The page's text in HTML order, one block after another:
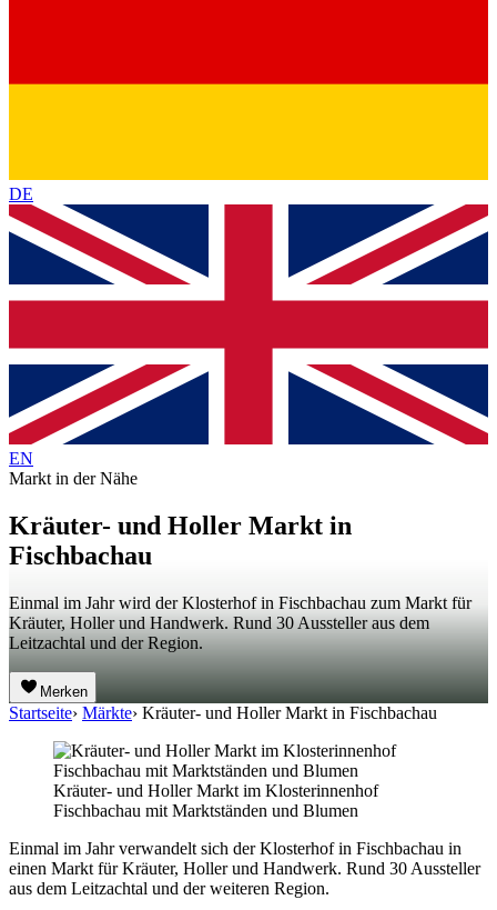
DE
EN
Markt in der Nähe
Kräuter- und Holler Markt in
Fischbachau
Einmal im Jahr wird der Klosterhof in Fischbachau zum Markt für
Kräuter, Holler und Handwerk. Rund 30 Aussteller aus dem
Leitzachtal und der Region.
Merken
Startseite› Märkte› Kräuter- und Holler Markt in Fischbachau
Kräuter- und Holler Markt im Klosterinnenhof
Fischbachau mit Marktständen und Blumen
Einmal im Jahr verwandelt sich der Klosterhof in Fischbachau in
einen Markt für Kräuter, Holler und Handwerk. Rund 30 Aussteller
aus dem Leitzachtal und der weiteren Region.